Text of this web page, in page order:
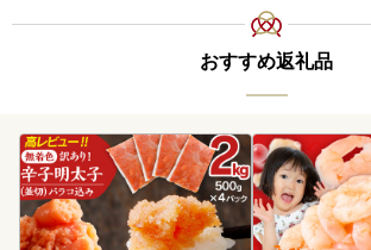
おすすめ返礼品